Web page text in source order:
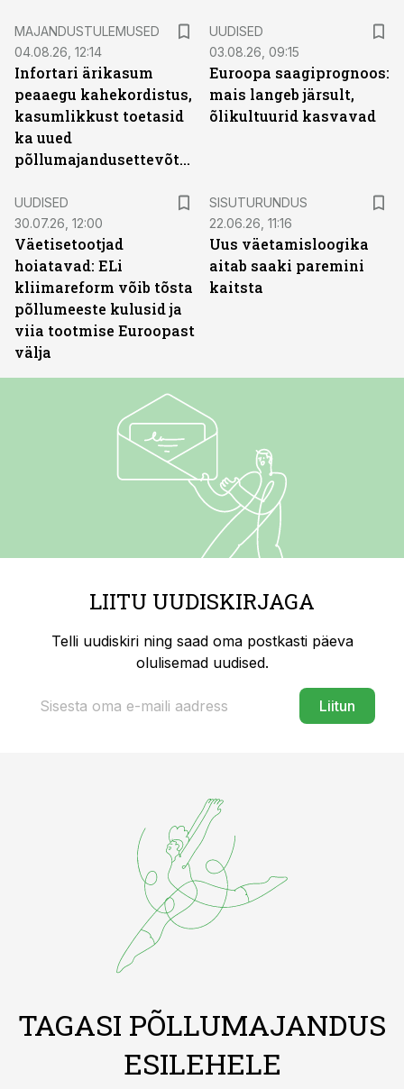
MAJANDUSTULEMUSED
04.08.26, 12:14
Infortari ärikasum
peaaegu kahekordistus,
kasumlikkust toetasid
ka uued
põllumajandusettevõtted
UUDISED
03.08.26, 09:15
Euroopa saagiprognoos:
mais langeb järsult,
õlikultuurid kasvavad
UUDISED
30.07.26, 12:00
Väetisetootjad
hoiatavad: ELi
kliimareform võib tõsta
põllumeeste kulusid ja
viia tootmise Euroopast
välja
SISUTURUNDUS
22.06.26, 11:16
Uus väetamisloogika
aitab saaki paremini
kaitsta
LIITU UUDISKIRJAGA
Telli uudiskiri ning saad oma postkasti päeva
olulisemad uudised.
Liitun
TAGASI PÕLLUMAJANDUS
ESILEHELE